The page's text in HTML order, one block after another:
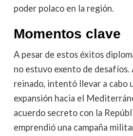
poder polaco en la región.
Momentos clave
A pesar de estos éxitos
no estuvo exento de desafíos.
reinado, intentó llevar a cabo
expansión hacia el
acuerdo secreto con la
emprendió una campaña